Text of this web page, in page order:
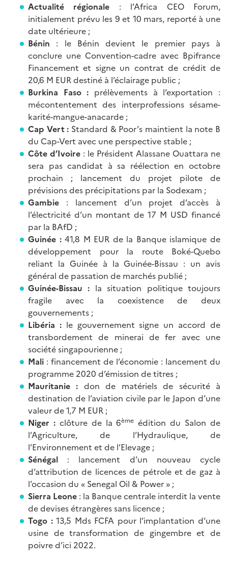
Actualité régionale : l’Africa CEO Forum,
initialement prévu les 9 et 10 mars, reporté à une
date ultérieure ;
Bénin : le Bénin devient le premier pays à
conclure une Convention-cadre avec Bpifrance
Financement et signe un contrat de crédit de
20,6 M EUR destiné à l’éclairage public ;
Burkina Faso : prélèvements à l’exportation :
mécontentement des interprofessions sésame-
karité-mangue-anacarde ;
Cap Vert : Standard & Poor’s maintient la note B
du Cap-Vert avec une perspective stable ;
Côte d’Ivoire : le Président Alassane Ouattara ne
sera pas candidat à sa réélection en octobre
prochain ; lancement du projet pilote de
prévisions des précipitations par la Sodexam ;
Gambie : lancement d’un projet d’accès à
l’électricité d’un montant de 17 M USD financé
par la BAfD ;
Guinée :41,8 M EUR de la Banque islamique de
développement pour la route Boké-Quebo
reliant la Guinée à la Guinée-Bissau : un avis
général de passation de marchés publié ;
Guinée-Bissau : la situation politique toujours
fragile avec la coexistence de deux
gouvernements ;
Libéria : le gouvernement signe un accord de
transbordement de minerai de fer avec une
société singapourienne ;
Mali : financement de l’économie : lancement du
programme 2020 d’émission de titres ;
Mauritanie : don de matériels de sécurité à
destination de l’aviation civile par le Japon d’une
valeur de 1,7 M EUR ;
Niger :clôture de la 6ème édition du Salon de
l’Agriculture, de l’Hydraulique, de
l’Environnement et de l’Elevage ;
Sénégal : lancement d’un nouveau cycle
d’attribution de licences de pétrole et de gaz à
l’occasion du « Senegal Oil & Power » ;
Sierra Leone : la Banque centrale interdit la vente
de devises étrangères sans licence ;
Togo :13,5 Mds FCFA pour l’implantation d’une
usine de transformation de gingembre et de
poivre d’ici 2022.